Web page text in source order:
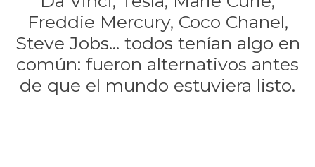
Freddie Mercury, Coco Chanel,
Steve Jobs... todos tenían algo en
común: fueron alternativos antes
de que el mundo estuviera listo.